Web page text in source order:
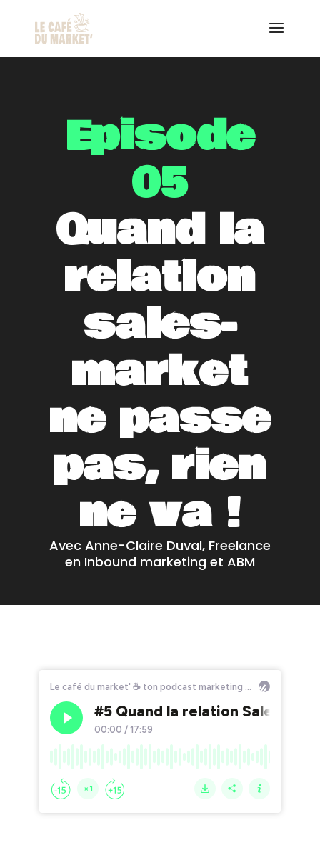
Episode
05
Quand la
relation
sales-
market
ne passe
pas, rien
ne va !
Avec Anne-Claire Duval, Freelance
en Inbound marketing et ABM